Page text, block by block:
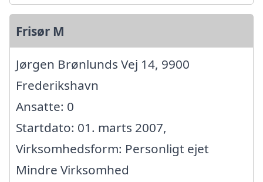
Frisør M
Jørgen Brønlunds Vej 14, 9900
Frederikshavn
Ansatte: 0
Startdato: 01. marts 2007,
Virksomhedsform: Personligt ejet
Mindre Virksomhed